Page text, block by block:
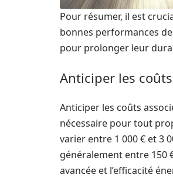
Pour résumer, il est
bonnes performances
pour prolonger leur
Anticiper les
Anticiper les coûts
nécessaire pour tout
varier entre 1 000 € et 3
généralement entre 150
avancée et l’efficacité